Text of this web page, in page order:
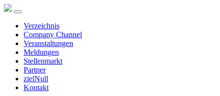
Verzeichnis
Company Channel
Veranstaltungen
Meldungen
Stellenmarkt
Partner
zielNull
Kontakt